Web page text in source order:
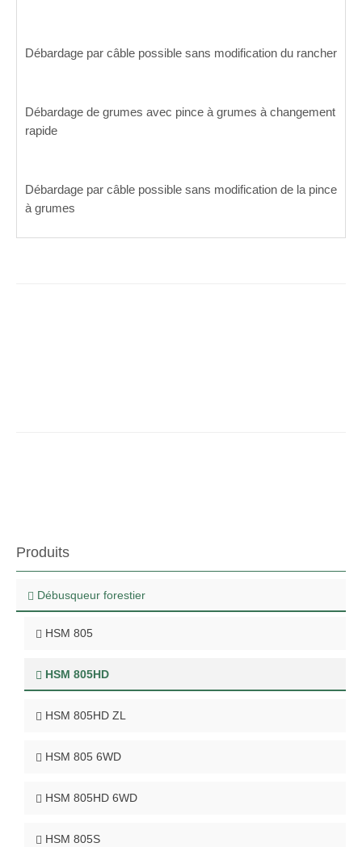
Débardage par câble possible sans modification du rancher
Débardage de grumes avec pince à grumes à changement
rapide
Débardage par câble possible sans modification de la pince
à grumes
Produits
Débusqueur forestier
HSM 805
HSM 805HD
HSM 805HD ZL
HSM 805 6WD
HSM 805HD 6WD
HSM 805S